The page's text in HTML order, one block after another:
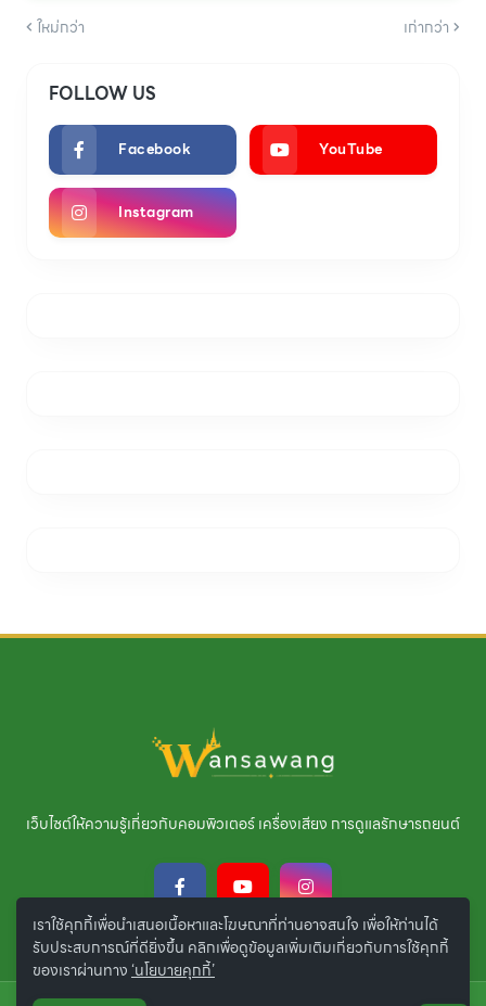
ใหม่กว่า เก่ากว่า
FOLLOW US
Facebook YouTube
Instagram
เว็บไซต์ให้ความรู้เกี่ยวกับคอมพิวเตอร์ เครื่องเสียง การดูแลรักษารถยนต์
เราใช้คุกกี้เพื่อนำเสนอเนื้อหาและโฆษณาที่ท่านอาจสนใจ เพื่อให้ท่านได้
รับประสบการณ์ที่ดียิ่งขึ้น คลิกเพื่อดูข้อมูลเพิ่มเติมเกี่ยวกับการใช้คุกกี้
ของเราผ่านทาง‘นโยบายคุกกี้’